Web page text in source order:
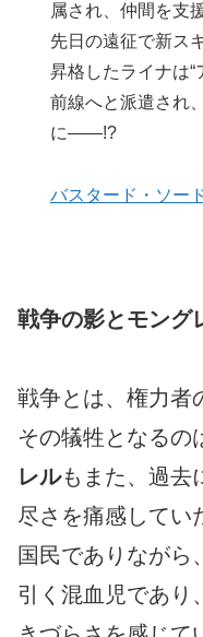
属され、仲間を支
先日の遠征で新ス
昇格したライナは“
前線へと派遣され
に――!?
バスタード・ソー
戦争の影とモング
戦争とは、権力者
その犠牲となるの
レルもまた、過去
尽さを痛感してい
国民でありながら
引く混血児であり